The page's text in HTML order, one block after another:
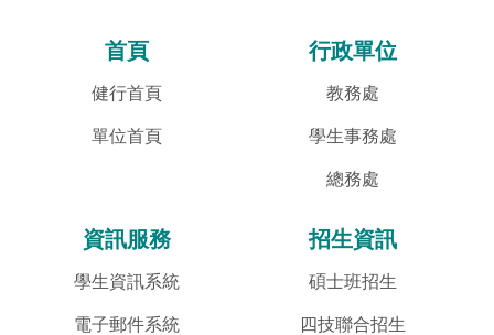
首頁
健行首頁
單位首頁
行政單位
教務處
學生事務處
總務處
資訊服務
學生資訊系統
電子郵件系統
招生資訊
碩士班招生
四技聯合招生